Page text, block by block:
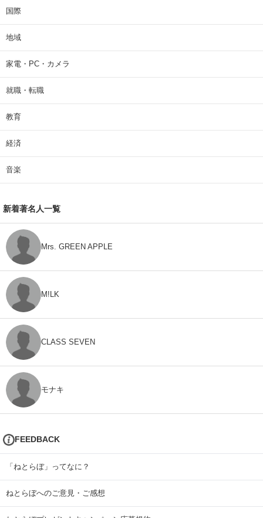
国際
地域
家電・PC・カメラ
就職・転職
教育
経済
音楽
新着著名人一覧
Mrs. GREEN APPLE
M!LK
CLASS SEVEN
モナキ
FEEDBACK
「ねとらぼ」ってなに？
ねとらぼへのご意見・ご感想